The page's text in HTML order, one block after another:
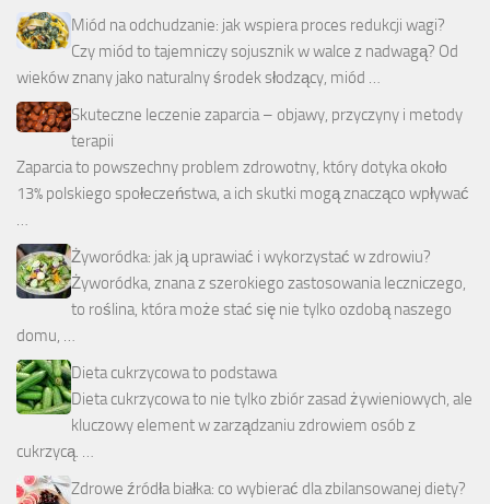
Miód na odchudzanie: jak wspiera proces redukcji wagi?
Czy miód to tajemniczy sojusznik w walce z nadwagą? Od
wieków znany jako naturalny środek słodzący, miód …
Skuteczne leczenie zaparcia – objawy, przyczyny i metody
terapii
Zaparcia to powszechny problem zdrowotny, który dotyka około
13% polskiego społeczeństwa, a ich skutki mogą znacząco wpływać
…
Żyworódka: jak ją uprawiać i wykorzystać w zdrowiu?
Żyworódka, znana z szerokiego zastosowania leczniczego,
to roślina, która może stać się nie tylko ozdobą naszego
domu, …
Dieta cukrzycowa to podstawa
Dieta cukrzycowa to nie tylko zbiór zasad żywieniowych, ale
kluczowy element w zarządzaniu zdrowiem osób z
cukrzycą. …
Zdrowe źródła białka: co wybierać dla zbilansowanej diety?